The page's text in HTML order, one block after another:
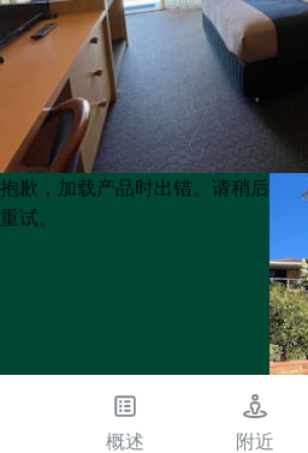
Product
List
Product
List
抱歉，加载产品时出错。请稍后
重试。
概述 附近